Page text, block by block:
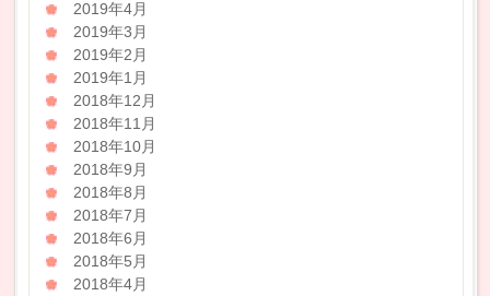
2019年4月
2019年3月
2019年2月
2019年1月
2018年12月
2018年11月
2018年10月
2018年9月
2018年8月
2018年7月
2018年6月
2018年5月
2018年4月